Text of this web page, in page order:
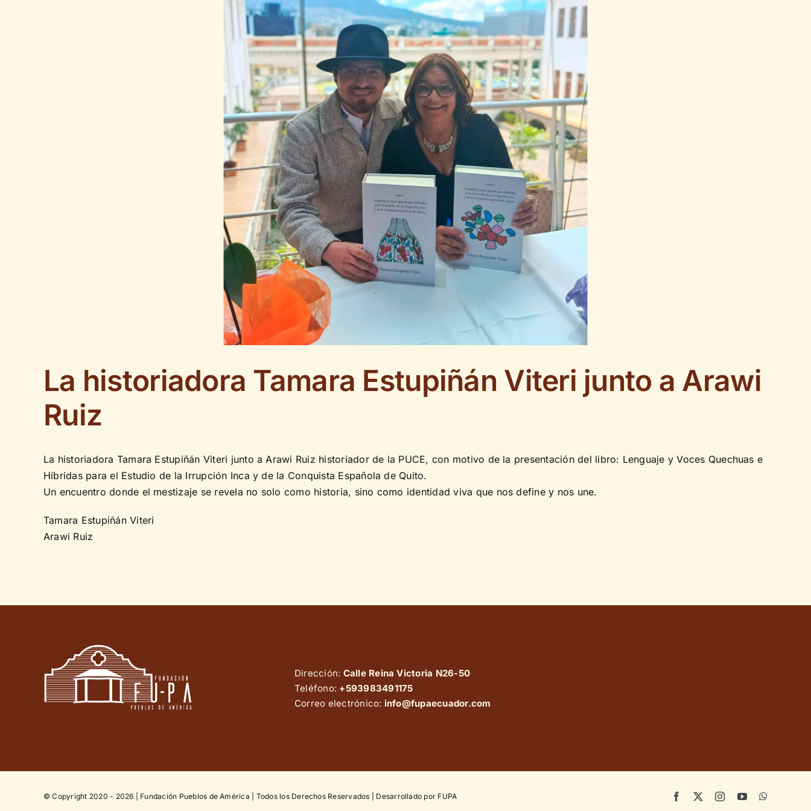
La historiadora Tamara Estupiñán Viteri junto a Arawi
Ruiz
La historiadora Tamara Estupiñán Viteri junto a Arawi Ruiz historiador de la PUCE, con motivo de la presentación del libro: Lenguaje y Voces Quechuas e
Híbridas para el Estudio de la Irrupción Inca y de la Conquista Española de Quito.
Un encuentro donde el mestizaje se revela no solo como historia, sino como identidad viva que nos define y nos une.
Tamara Estupiñán Viteri
Arawi Ruiz
Dirección: Calle Reina Victoria N26-50
Teléfono: +593983491175
Correo electrónico: info@fupaecuador.com
© Copyright 2020 - 2026 | Fundación Pueblos de América | Todos los Derechos Reservados | Desarrollado por FUPA